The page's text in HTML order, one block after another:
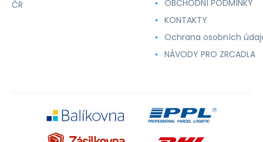
ČR
OBCHODNÍ PODMÍNKY
KONTAKTY
Ochrana osobních
NÁVODY PRO ZRCADLA